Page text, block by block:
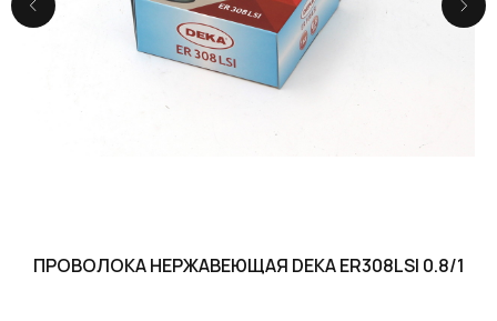
ПРОВОЛОКА НЕРЖАВЕЮЩАЯ DEKA ER308LSI 0.8/1